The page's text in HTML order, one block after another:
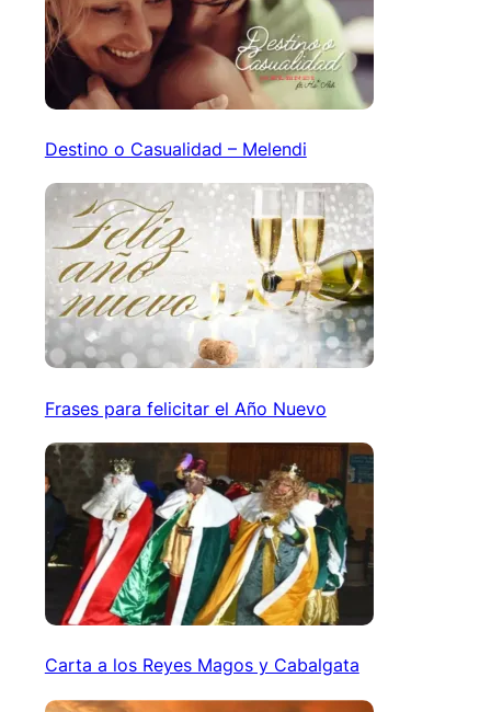
Destino o Casualidad – Melendi
Frases para felicitar el Año Nuevo
Carta a los Reyes Magos y Cabalgata